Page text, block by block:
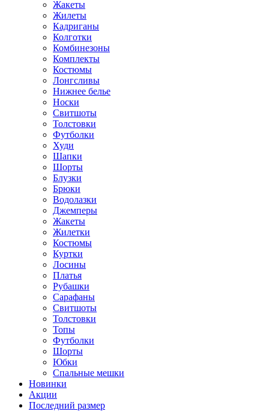
Жакеты
Жилеты
Кадриганы
Колготки
Комбинезоны
Комплекты
Костюмы
Лонгсливы
Нижнее белье
Носки
Свитшоты
Толстовки
Футболки
Худи
Шапки
Шорты
Блузки
Брюки
Водолазки
Джемперы
Жакеты
Жилетки
Костюмы
Куртки
Лосины
Платья
Рубашки
Сарафаны
Свитшоты
Толстовки
Топы
Футболки
Шорты
Юбки
Спальные мешки
Новинки
Акции
Последний размер